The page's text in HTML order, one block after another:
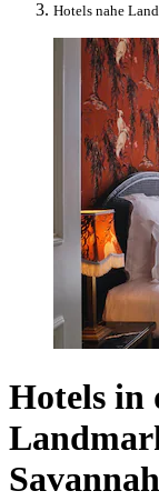
Hotels nahe
Hotels in